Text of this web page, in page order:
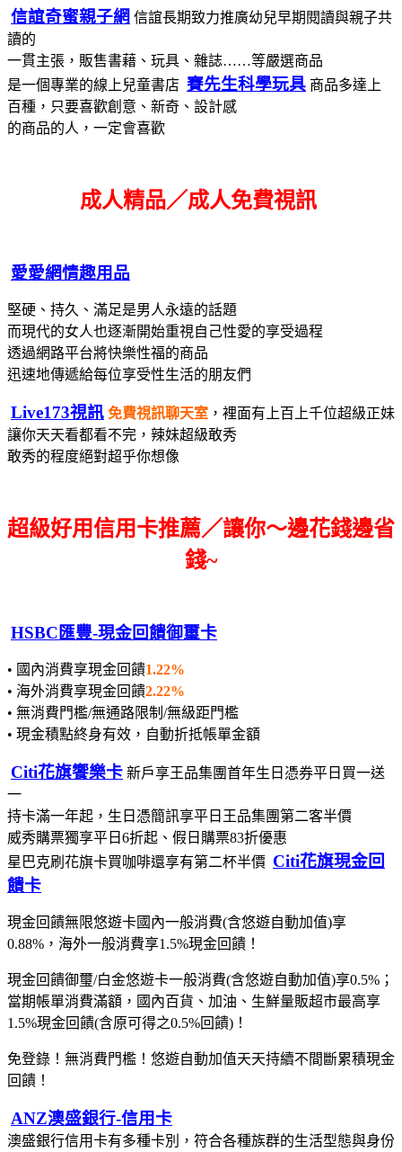
信誼奇蜜親子網 信誼長期致力推廣幼兒早期閱讀與親子共
讀的
一貫主張，販售書藉、玩具、雜誌……等嚴選商品
是一個專業的線上兒童書店 賽先生科學玩具 商品多達上
百種，只要喜歡創意、新奇、設計感
的商品的人，一定會喜歡
成人精品／成人免費視訊
愛愛網情趣用品
堅硬、持久、滿足是男人永遠的話題
而現代的女人也逐漸開始重視自己性愛的享受過程
透過網路平台將快樂性福的商品
迅速地傳遞給每位享受性生活的朋友們
Live173視訊 免費視訊聊天室 ，裡面有上百上千位超級正妹
讓你天天看都看不完，辣妹超級敢秀
敢秀的程度絕對超乎你想像
超級好用信用卡推薦／讓你～邊花錢邊省
錢~
HSBC匯豐-現金回饋御璽卡
• 國內消費享現金回饋1.22%
• 海外消費享現金回饋2.22%
• 無消費門檻/無通路限制/無級距門檻
• 現金積點終身有效，自動折抵帳單金額
Citi花旗饗樂卡 新戶享王品集團首年生日憑券平日買一送
一
持卡滿一年起，生日憑簡訊享平日王品集團第二客半價
威秀購票獨享平日6折起、假日購票83折優惠
星巴克刷花旗卡買咖啡還享有第二杯半價 Citi花旗現金回
饋卡
現金回饋無限悠遊卡國內一般消費(含悠遊自動加值)享
0.88%，海外一般消費享1.5%現金回饋！
現金回饋御璽/白金悠遊卡一般消費(含悠遊自動加值)享0.5%；
當期帳單消費滿額，國內百貨、加油、生鮮量販超市最高享
1.5%現金回饋(含原可得之0.5%回饋)！
免登錄！無消費門檻！悠遊自動加值天天持續不間斷累積現金
回饋！
ANZ澳盛銀行-信用卡
澳盛銀行信用卡有多種卡別，符合各種族群的生活型態與身份